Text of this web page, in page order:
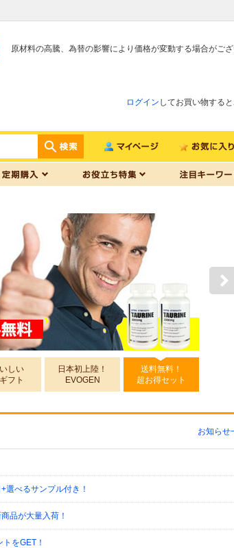
原材料の高騰、為替の影響により価格が変動する場合がご
ログイン してお買い物する
しい
フト
日本初上陸！
EVOGEN
送料無料！
超お得セット
お知らせ
選べるサンプル付き！
品が大量入荷！
をGET！